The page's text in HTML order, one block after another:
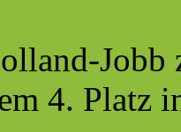
Jobb
4. Platz